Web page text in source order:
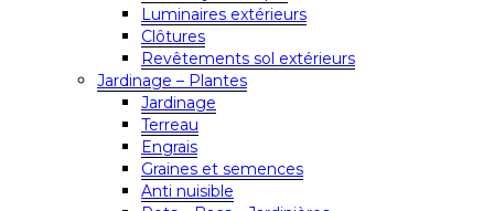
Luminaires extérieurs
Clôtures
Revêtements sol extérieurs
Jardinage – Plantes
Jardinage
Terreau
Engrais
Graines et semences
Anti nuisible